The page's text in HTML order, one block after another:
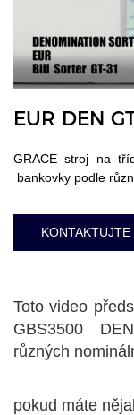
EUR DEN
GRACE stroj na
bankovky podle
KONTAKTUJTE
Toto video
GBS3500
různých
pokud máte